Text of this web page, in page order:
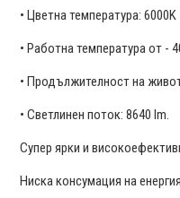
• Цветна температура: 6000K
• Работна температура от -
• Продължителност на
• Светлинен поток: 8640 lm.
Супер ярки и
Ниска консумация на